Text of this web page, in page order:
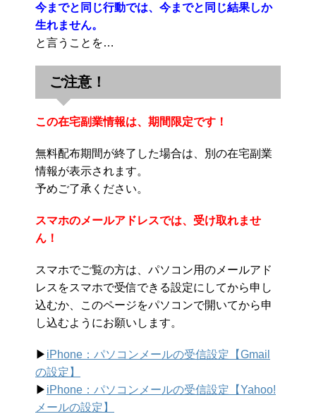
今までと同じ行動では、今までと同じ結果しか
生れません。
と言うことを…
ご注意！
この在宅副業情報は、期間限定です！
無料配布期間が終了した場合は、別の在宅副業
情報が表示されます。
予めご了承ください。
スマホのメールアドレスでは、受け取れませ
ん！
スマホでご覧の方は、パソコン用のメールアド
レスをスマホで受信できる設定にしてから申し
込むか、このページをパソコンで開いてから申
し込むようにお願いします。
▶︎ iPhone：パソコンメールの受信設定【Gmail
の設定】
▶︎ iPhone：パソコンメールの受信設定【Yahoo!
メールの設定】